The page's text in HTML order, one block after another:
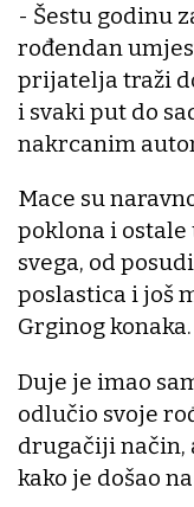
- Šestu godinu
rođendan
prijatelja traži
i svaki put do
nakrcanim
Mace su
poklona i ostale
svega, od
poslastica i još
Grginog konaka.
Duje je imao
odlučio svoje
drugačiji način,
kako je došao